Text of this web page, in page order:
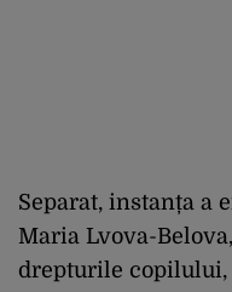
Separat, instanța a
Maria Lvova-
drepturile copilului,